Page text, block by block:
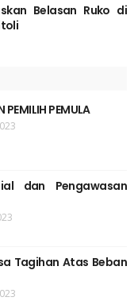
Belasan Ruko di
PEMILIH PEMULA
dan Pengawasan
Tagihan Atas Beban